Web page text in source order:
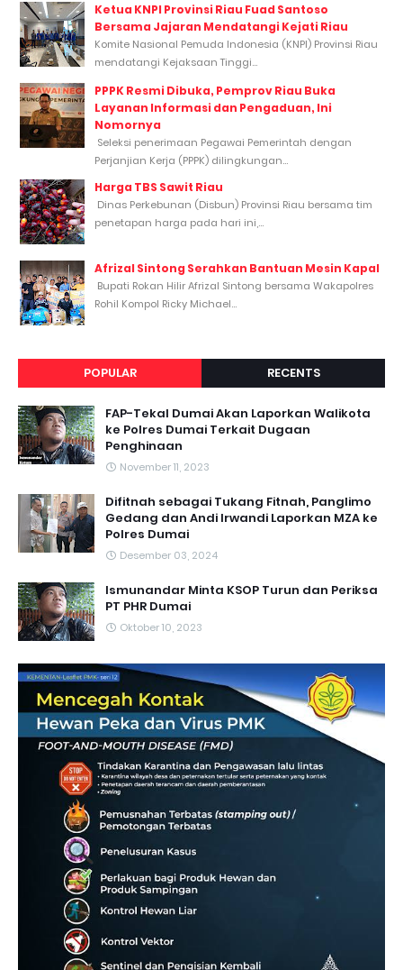
Ketua KNPI Provinsi Riau Fuad Santoso
Bersama Jajaran Mendatangi Kejati Riau
Komite Nasional Pemuda Indonesia (KNPI) Provinsi Riau
mendatangi Kejaksaan Tinggi...
PPPK Resmi Dibuka, Pemprov Riau Buka
Layanan Informasi dan Pengaduan, Ini
Nomornya
Seleksi penerimaan Pegawai Pemerintah dengan
Perjanjian Kerja (PPPK) dilingkungan...
Harga TBS Sawit Riau
Dinas Perkebunan (Disbun) Provinsi Riau bersama tim
penetapan harga pada hari ini,...
Afrizal Sintong Serahkan Bantuan Mesin Kapal
Bupati Rokan Hilir Afrizal Sintong bersama Wakapolres
Rohil Kompol Ricky Michael...
POPULAR RECENTS
FAP-Tekal Dumai Akan Laporkan Walikota
ke Polres Dumai Terkait Dugaan
Penghinaan
November 11, 2023
Difitnah sebagai Tukang Fitnah, Panglimo
Gedang dan Andi Irwandi Laporkan MZA ke
Polres Dumai
Desember 03, 2024
Ismunandar Minta KSOP Turun dan Periksa
PT PHR Dumai
Oktober 10, 2023